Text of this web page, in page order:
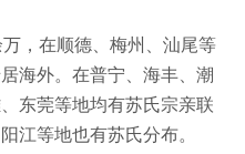
，在顺德、梅州、汕尾等
海外。在普宁、海丰、潮
东莞等地均有苏氏宗亲联
江等地也有苏氏分布。